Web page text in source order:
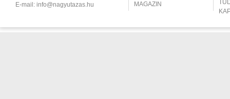
E-mail: info@nagyutazas.hu MAGAZIN